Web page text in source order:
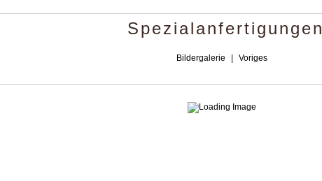
Spezialanfertigungen
Bildergalerie Voriges